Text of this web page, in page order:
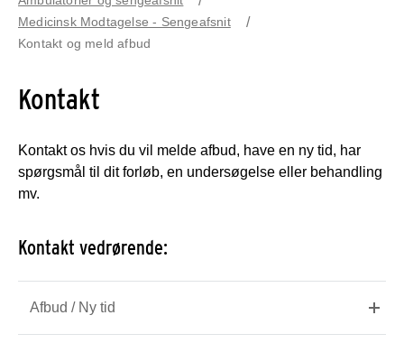
Medicinsk Modtagelse - Sengeafsnit
Kontakt og meld afbud
Kontakt
Kontakt os hvis du vil melde afbud, have en ny tid, har
spørgsmål til dit forløb, en undersøgelse eller behandling
mv.
Kontakt vedrørende:
Afbud / Ny tid